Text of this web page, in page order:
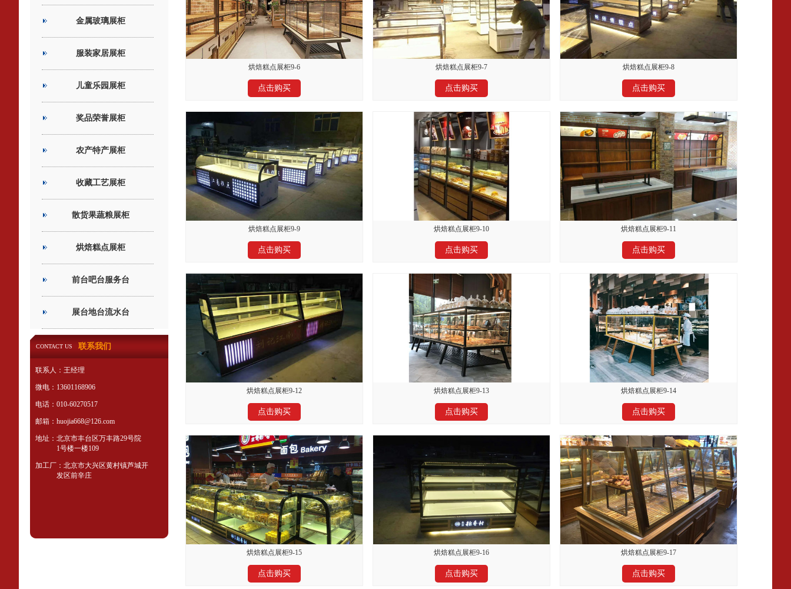
金属玻璃展柜
服装家居展柜
儿童乐园展柜
奖品荣誉展柜
农产特产展柜
收藏工艺展柜
散货果蔬粮展柜
烘焙糕点展柜
前台吧台服务台
展台地台流水台
CONTACT US 联系我们
联系人：王经理
微电：13601168906
电话：010-60270517
邮箱：huojia668@126.com
地址：北京市丰台区万丰路29号院
1号楼一楼109
加工厂：北京市大兴区黄村镇芦城开
发区前辛庄
烘焙糕点展柜9-6
点击购买
烘焙糕点展柜9-7
点击购买
烘焙糕点展柜9-8
点击购买
烘焙糕点展柜9-9
点击购买
烘焙糕点展柜9-10
点击购买
烘焙糕点展柜9-11
点击购买
烘焙糕点展柜9-12
点击购买
烘焙糕点展柜9-13
点击购买
烘焙糕点展柜9-14
点击购买
烘焙糕点展柜9-15
点击购买
烘焙糕点展柜9-16
点击购买
烘焙糕点展柜9-17
点击购买